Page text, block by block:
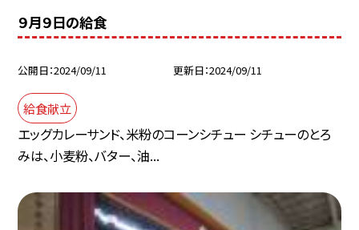
９月９日の給食
公開日 2024/09/11 更新日 2024/09/11
給食献立
エッグカレーサンド、米粉のコーンシチュー シチューのとろ
みは、小麦粉、バター、油...